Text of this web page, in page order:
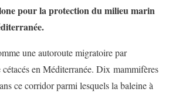
pour la protection du milieu marin
une autoroute migratoire par
cétacés en Méditerranée. Dix mammifères
ce corridor parmi lesquels la baleine à